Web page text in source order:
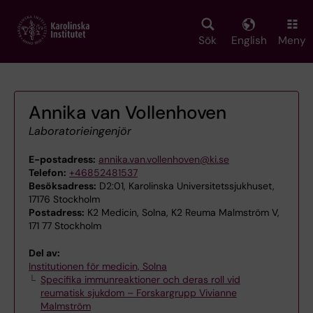
main
Sök English Meny
Annika van Vollenhoven
Laboratorieingenjör
E-postadress: annika.van.vollenhoven@ki.se
Telefon: +46852481537
Besöksadress: D2:01, Karolinska Universitetssjukhuset,
17176 Stockholm
Postadress: K2 Medicin, Solna, K2 Reuma Malmström V,
171 77 Stockholm
Del av:
Institutionen för medicin, Solna
Specifika immunreaktioner och deras roll vid
reumatisk sjukdom – Forskargrupp Vivianne
Malmström